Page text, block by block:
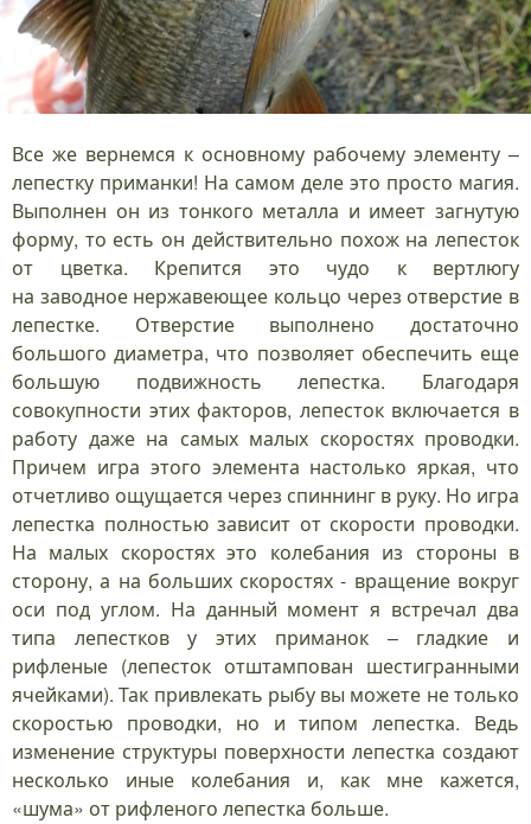
Все же вернемся к основному рабочему элементу –
лепестку приманки! На самом деле это просто магия.
Выполнен он из тонкого металла и имеет загнутую
форму, то есть он действительно похож на лепесток
от цветка. Крепится это чудо к вертлюгу
на заводное нержавеющее кольцо через отверстие в
лепестке. Отверстие выполнено достаточно
большого диаметра, что позволяет обеспечить еще
большую подвижность лепестка. Благодаря
совокупности этих факторов, лепесток включается в
работу даже на самых малых скоростях проводки.
Причем игра этого элемента настолько яркая, что
отчетливо ощущается через спиннинг в руку. Но игра
лепестка полностью зависит от скорости проводки.
На малых скоростях это колебания из стороны в
сторону, а на больших скоростях - вращение вокруг
оси под углом. На данный момент я встречал два
типа лепестков у этих приманок – гладкие и
рифленые (лепесток отштампован шестигранными
ячейками). Так привлекать рыбу вы можете не только
скоростью проводки, но и типом лепестка. Ведь
изменение структуры поверхности лепестка создают
несколько иные колебания и, как мне кажется,
«шума» от рифленого лепестка больше.